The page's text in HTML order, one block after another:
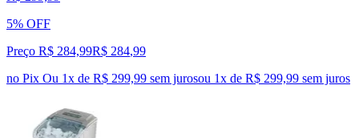
5% OFF
Preço R$ 284,99R$ 284,99
no Pix Ou 1x de R$ 299,99 sem jurosou 1x de R$ 299,99 sem juros